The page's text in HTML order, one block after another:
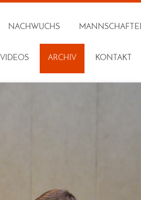
NACHWUCHS
VIDEOS ARCHIV KONTAKT